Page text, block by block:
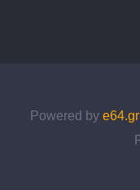
Powered by e64.gr